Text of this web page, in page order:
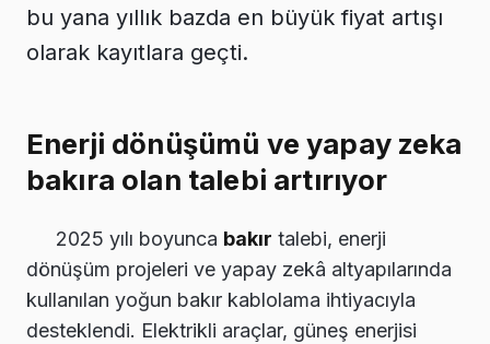
bu yana yıllık bazda en büyük fiyat artışı
olarak kayıtlara geçti.
Enerji dönüşümü ve yapay zeka
bakıra olan talebi artırıyor
2025 yılı boyunca bakır talebi, enerji
dönüşüm projeleri ve yapay zekâ altyapılarında
kullanılan yoğun bakır kablolama ihtiyacıyla
desteklendi. Elektrikli araçlar, güneş enerjisi